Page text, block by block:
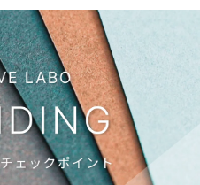
ザイン
ン